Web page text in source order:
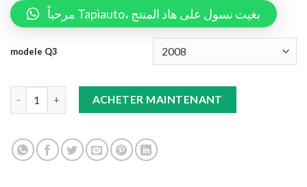
مرحباً Tapiauto، بغيت نسول على هاد المنتج
modele Q3
Double Tapis 9D (Noir/Noir) Audi +Tapis Gris Q3 quantity
ACHETER MAINTENANT